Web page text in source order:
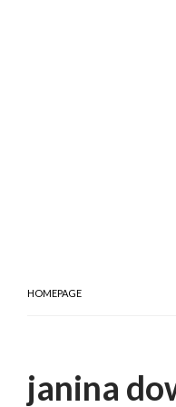
HOMEPAGE
janina